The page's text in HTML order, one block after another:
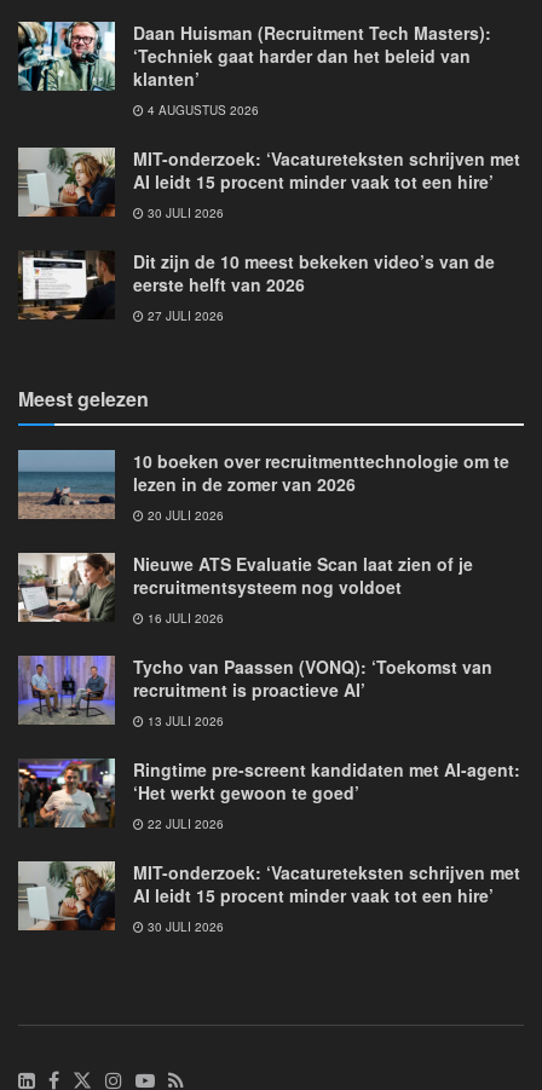
Daan Huisman (Recruitment Tech Masters):
‘Techniek gaat harder dan het beleid van
klanten’
4 AUGUSTUS 2026
MIT-onderzoek: ‘Vacatureteksten schrijven met
AI leidt 15 procent minder vaak tot een hire’
30 JULI 2026
Dit zijn de 10 meest bekeken video’s van de
eerste helft van 2026
27 JULI 2026
Meest gelezen
10 boeken over recruitmenttechnologie om te
lezen in de zomer van 2026
20 JULI 2026
Nieuwe ATS Evaluatie Scan laat zien of je
recruitmentsysteem nog voldoet
16 JULI 2026
Tycho van Paassen (VONQ): ‘Toekomst van
recruitment is proactieve AI’
13 JULI 2026
Ringtime pre-screent kandidaten met AI-agent:
‘Het werkt gewoon te goed’
22 JULI 2026
MIT-onderzoek: ‘Vacatureteksten schrijven met
AI leidt 15 procent minder vaak tot een hire’
30 JULI 2026